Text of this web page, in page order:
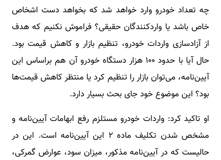
چه تعداد خودرو وارد خواهد شد که بخواهد دست اشخاص
خاص باشد یا واردکنندگان حقیقی؟ فراموش نکنیم که هدف
از آزادسازی واردات خودرو، تنظیم بازار و کاهش قیمت بود.
حال آیا با حدود ۱۰۰ هزار دستگاه خودرو آن هم براساس این
آیین‌نامه، می‌توان بازار را تنظیم کرد یا منتظر کاهش قیمت‌ها
بود؟ این موضوع خود جای بحث بسیار دارد.
او تاکید کرد: واردات خودرو مستلزم رفع ابهامات آیین‌نامه و
مشخص شدن تکلیف ماده ۲ این آیین‌نامه است. این در
حالیست که در آیین‌نامه مذکور، میزان سود، عوارض گمرکی،